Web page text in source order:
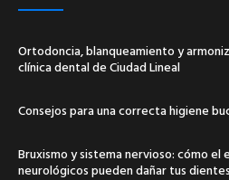
Ortodoncia, blanqueamiento y
clínica dental de Ciudad Lineal
Consejos para una correcta higiene
Bruxismo y sistema nervioso: cómo el
neurológicos pueden dañar tus dientes